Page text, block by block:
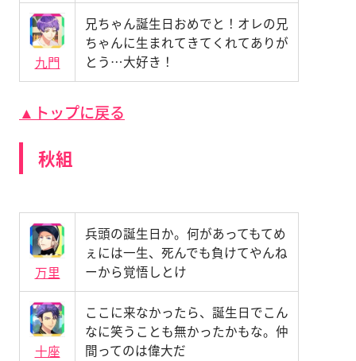
九門
兄ちゃん誕生日おめでと！オレの兄
ちゃんに生まれてきてくれてありが
とう…大好き！
▲トップに戻る
秋組
万里
兵頭の誕生日か。何があってもてめ
ぇには一生、死んでも負けてやんね
ーから覚悟しとけ
十座
ここに来なかったら、誕生日でこん
なに笑うことも無かったかもな。仲
間ってのは偉大だ